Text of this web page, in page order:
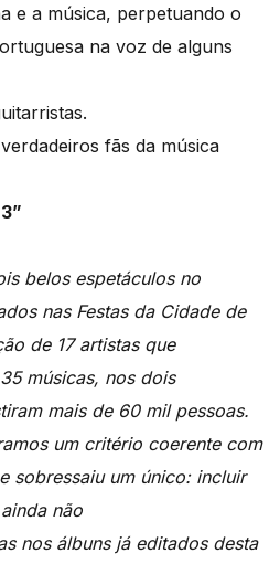
e a música, perpetuando o
na voz de alguns
fãs da música
belos espetáculos no
nas Festas da Cidade de
de 17 artistas que
músicas, nos dois
mais de 60 mil pessoas.
um critério coerente com
sobressaiu um único: incluir
não
nos álbuns já editados desta